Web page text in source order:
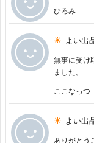
ひろみ
よい出
無事に受け
ました。
ここなっつ
よい出
ありがとう